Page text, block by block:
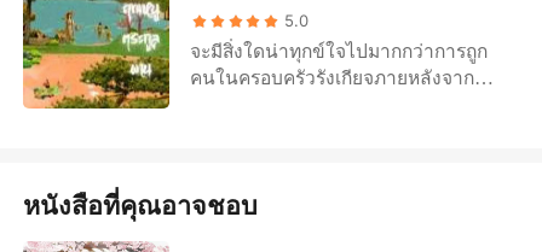
5.0
จะมีสิ่งใดน่าทุกข์ใจไปมากกว่าการถูก
คนในครอบครัวรังเกียจภายหลังจาก
หนิง เด็กสาวผู้เกิดมาพร้อมกับโชคชะตา
หนังสือที่คุณอาจชอบ